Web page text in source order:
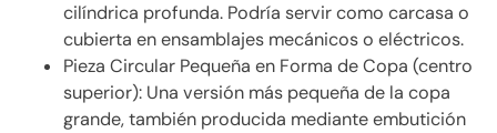
cilíndrica profunda. Podría servir como carcasa o
cubierta en ensamblajes mecánicos o eléctricos.
Pieza Circular Pequeña en Forma de Copa (centro
superior): Una versión más pequeña de la copa
grande, también producida mediante embutición